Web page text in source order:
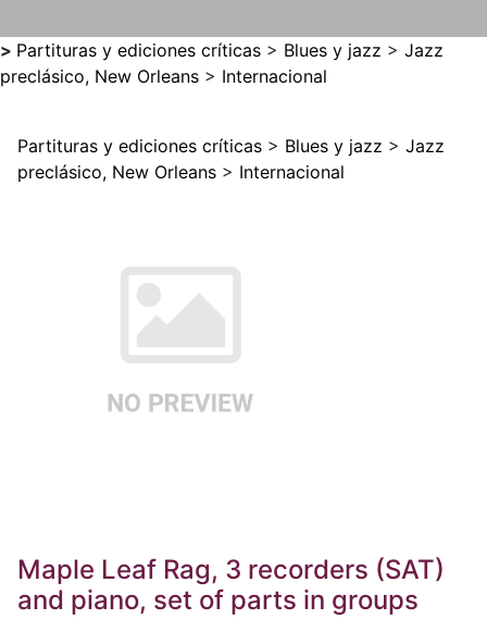
> Partituras y ediciones críticas > Blues y jazz > Jazz
preclásico, New Orleans > Internacional
Partituras y ediciones críticas > Blues y jazz > Jazz
preclásico, New Orleans > Internacional
Maple Leaf Rag, 3 recorders (SAT)
and piano, set of parts in groups